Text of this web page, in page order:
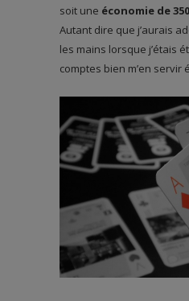
soit une économie de
Autant dire que j’aurais
les mains lorsque j’étais
comptes bien m’en servir